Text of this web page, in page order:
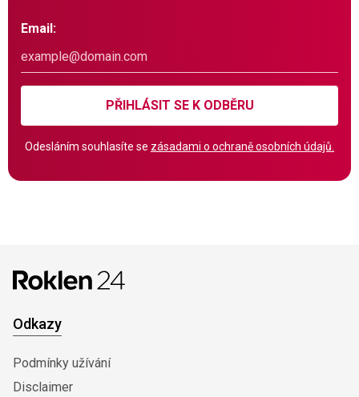
Email:
PŘIHLÁSIT SE K ODBĚRU
Odesláním souhlasíte se zásadami o ochraně osobních údajů.
Odkazy
Podmínky užívání
Disclaimer